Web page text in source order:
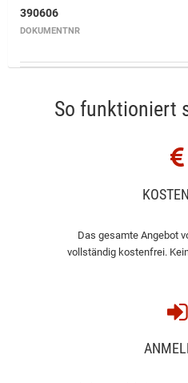
390606
DOKUMENTNR
So funktioniert
Das gesamte Angebot
vollständig kostenfrei.